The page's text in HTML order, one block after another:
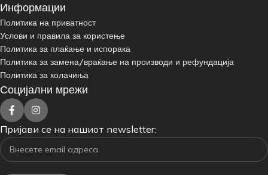
Информации
Политика на приватност
Услови и правила за користење
Политика за плаќање и испорака
Политика за замена/враќање на производи и рефундација
Политика за колачиња
Социјални мрежи
Пријави се на нашиот newsletter: